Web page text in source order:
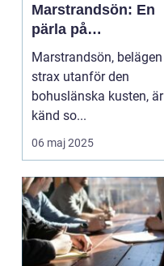
Marstrandsön: En
pärla på
västkusten
Marstrandsön, belägen
strax utanför den
bohuslänska kusten, är
känd so...
06 maj 2025